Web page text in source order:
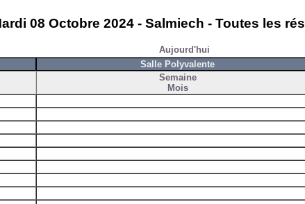
08 Octobre 2024 - Salmiech - Toutes les
Aujourd'hui
Salle Polyvalente
Semaine
Mois